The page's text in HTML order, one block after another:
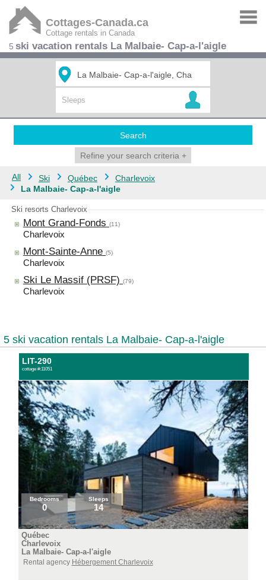
Cottages-Canada.ca
Cottage rentals in Canada
5 ski vacation rentals La Malbaie- Cap-a-l'aigle
Search
Refine your search criteria +
All Ski Québec
Charlevoix
La Malbaie- Cap-a-l'aigle
Ski resorts Charlevoix
Mont Grand-Fonds (11)
Charlevoix
Mont-Sainte-Anne (5)
Charlevoix
Ski Le Massif (PRSF) (79)
Charlevoix
5 ski vacation rentals La Malbaie- Cap-a-l'aigle
LIT-290
cottage #:11051
Bedrooms
0
Sleeps
14
Québec
Charlevoix
La Malbaie- Cap-a-l'aigle
Rental agency Hébergement Charlevoix